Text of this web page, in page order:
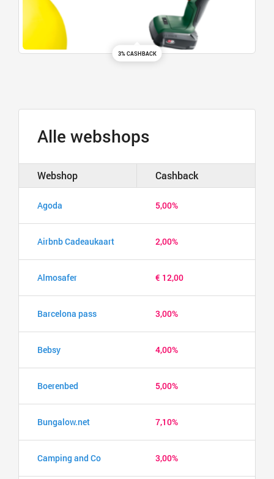
3% CASHBACK
Alle webshops
Webshop Cashback
Agoda 5,00%
Airbnb Cadeaukaart 2,00%
Almosafer € 12,00
Barcelona pass 3,00%
Bebsy 4,00%
Boerenbed 5,00%
Bungalow.net 7,10%
Camping and Co 3,00%